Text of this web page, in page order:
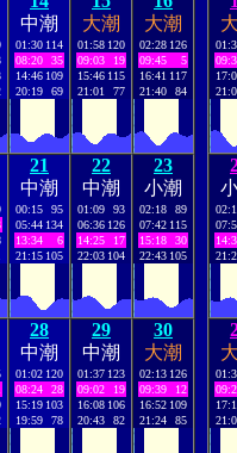
中潮
01:30 114
08:20
35
14:46 109
20:19
69
大潮
01:58 120
09:03
19
15:46 115
21:01
77
大潮
02:28 126
09:45
5
16:41 117
21:40
84
21
中潮
00:15
95
05:44 134
13:34
6
21:15 105
22
中潮
01:09
93
06:36 126
14:25
17
22:03 104
23
小潮
02:18
89
07:42 115
15:18
30
22:43 105
28
中潮
01:02 120
08:24
28
15:19 103
19:59
78
29
中潮
01:37 123
09:02
19
16:08 106
20:43
82
30
大潮
02:13 126
09:39
12
16:52 109
21:24
85